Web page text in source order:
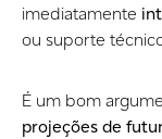
imediatamente
ou suporte
É um bom
projeções de